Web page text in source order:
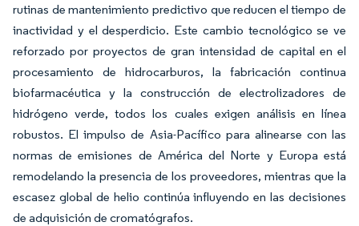
rutinas de mantenimiento predictivo que reducen el tiempo de
inactividad y el desperdicio. Este cambio tecnológico se ve
reforzado por proyectos de gran intensidad de capital en el
procesamiento de hidrocarburos, la fabricación continua
biofarmacéutica y la construcción de electrolizadores de
hidrógeno verde, todos los cuales exigen análisis en línea
robustos. El impulso de Asia-Pacífico para alinearse con las
normas de emisiones de América del Norte y Europa está
remodelando la presencia de los proveedores, mientras que la
escasez global de helio continúa influyendo en las decisiones
de adquisición de cromatógrafos.